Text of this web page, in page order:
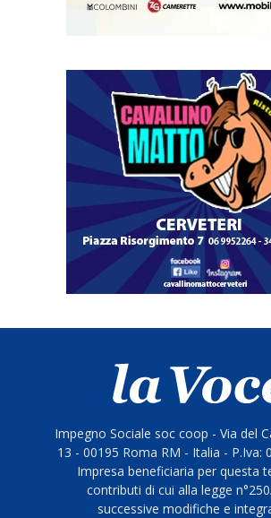
Impegno Sociale soc coop - Via del
13 - 00195 Roma RM - Italia - P.Iva:
Impresa beneficiaria per questa
contributi di cui alla legge
successive modifiche e